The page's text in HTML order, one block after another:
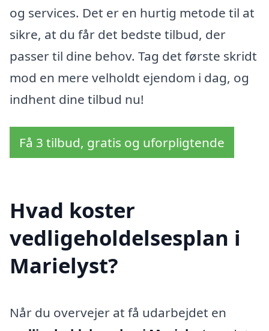
og services. Det er en hurtig metode til at
sikre, at du får det bedste tilbud, der
passer til dine behov. Tag det første skridt
mod en mere velholdt ejendom i dag, og
indhent dine tilbud nu!
Få 3 tilbud, gratis og uforpligtende
Hvad koster
vedligeholdelsesplan i
Marielyst?
Når du overvejer at få udarbejdet en